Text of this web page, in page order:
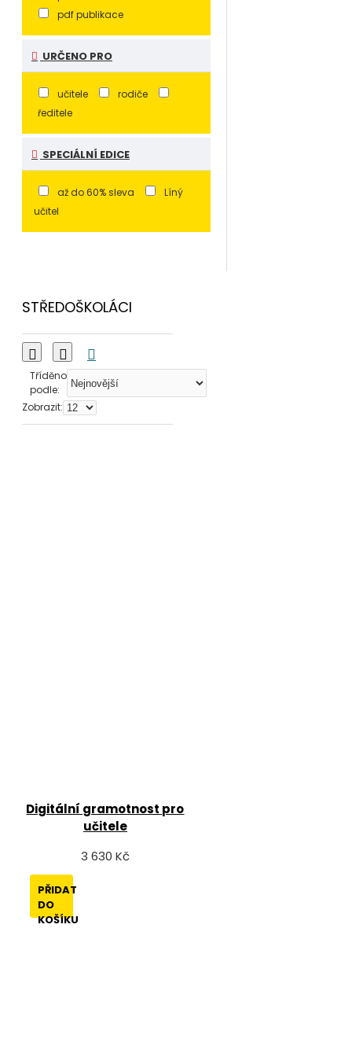
pdf publikace
URČENO PRO
učitele
rodiče
ředitele
SPECIÁLNÍ EDICE
až do 60% sleva
Líný
učitel
STŘEDOŠKOLÁCI
Tříděno
podle:
Zobrazit:
Digitální gramotnost pro
učitele
3 630 Kč
PŘIDAT
DO
KOŠÍKU